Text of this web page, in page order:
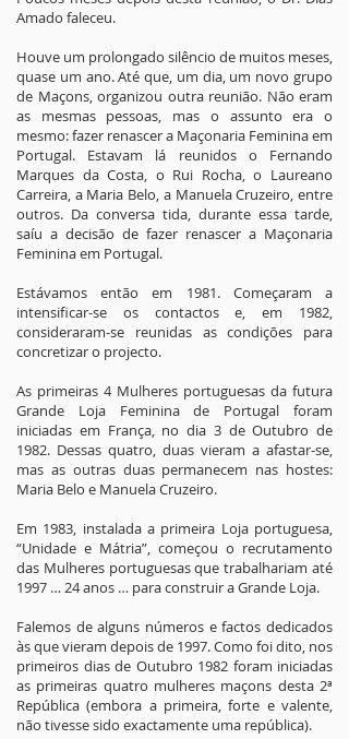
Amado faleceu.
Houve um prolongado silêncio de muitos meses,
quase um ano. Até que, um dia, um novo grupo
de Maçons, organizou outra reunião. Não eram
as mesmas pessoas, mas o assunto era o
mesmo: fazer renascer a Maçonaria Feminina em
Portugal. Estavam lá reunidos o Fernando
Marques da Costa, o Rui Rocha, o Laureano
Carreira, a Maria Belo, a Manuela Cruzeiro, entre
outros. Da conversa tida, durante essa tarde,
saíu a decisão de fazer renascer a Maçonaria
Feminina em Portugal.
Estávamos então em 1981. Começaram a
intensificar-se os contactos e, em 1982,
consideraram-se reunidas as condições para
concretizar o projecto.
As primeiras 4 Mulheres portuguesas da futura
Grande Loja Feminina de Portugal foram
iniciadas em França, no dia 3 de Outubro de
1982. Dessas quatro, duas vieram a afastar-se,
mas as outras duas permanecem nas hostes:
Maria Belo e Manuela Cruzeiro.
Em 1983, instalada a primeira Loja portuguesa,
“Unidade e Mátria”, começou o recrutamento
das Mulheres portuguesas que trabalhariam até
1997 … 24 anos … para construir a Grande Loja.
Falemos de alguns números e factos dedicados
às que vieram depois de 1997. Como foi dito, nos
primeiros dias de Outubro 1982 foram iniciadas
as primeiras quatro mulheres maçons desta 2ª
República (embora a primeira, forte e valente,
não tivesse sido exactamente uma república).